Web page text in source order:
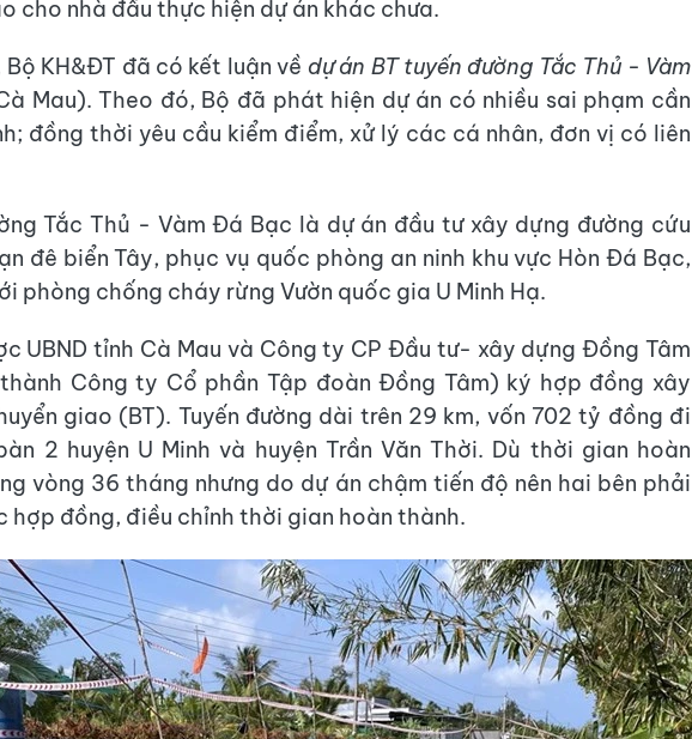
cho nhà đầu thực hiện dự án khác chưa.
KH&ĐT đã có kết luận về dự án BT tuyến đường Tắc Thủ - Vàm
Mau). Theo đó, Bộ đã phát hiện dự án có nhiều sai phạm cần
đồng thời yêu cầu kiểm điểm, xử lý các cá nhân, đơn vị có liên
Tắc Thủ - Vàm Đá Bạc là dự án đầu tư xây dựng đường cứu
đê biển Tây, phục vụ quốc phòng an ninh khu vực Hòn Đá Bạc,
phòng chống cháy rừng Vườn quốc gia U Minh Hạ.
UBND tỉnh Cà Mau và Công ty CP Đầu tư- xây dựng Đồng Tâm
Công ty Cổ phần Tập đoàn Đồng Tâm) ký hợp đồng xây
giao (BT). Tuyến đường dài trên 29 km, vốn 702 tỷ đồng đi
2 huyện U Minh và huyện Trần Văn Thời. Dù thời gian hoàn
vòng 36 tháng nhưng do dự án chậm tiến độ nên hai bên phải
hợp đồng, điều chỉnh thời gian hoàn thành.